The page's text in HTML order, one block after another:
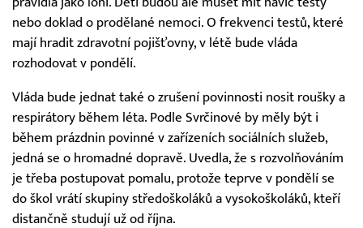
nebo doklad o prodělané nemoci. O frekvenci testů, které
mají hradit zdravotní pojišťovny, v létě bude vláda
rozhodovat v pondělí.
Vláda bude jednat také o zrušení povinnosti nosit roušky a
respirátory během léta. Podle Svrčinové by měly být i
během prázdnin povinné v zařízeních sociálních služeb,
jedná se o hromadné dopravě. Uvedla, že s rozvolňováním
je třeba postupovat pomalu, protože teprve v pondělí se
do škol vrátí skupiny středoškoláků a vysokoškoláků, kteří
distančně studují už od října.